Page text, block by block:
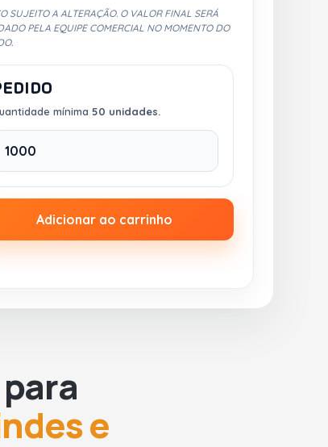
SUJEITO A ALTERAÇÃO. O VALOR FINAL SERÁ
PELA EQUIPE COMERCIAL NO MOMENTO DO
mínima 50 unidades.
Adicionar ao carrinho
e